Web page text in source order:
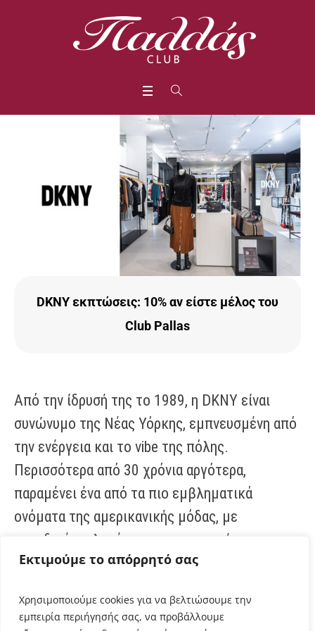
Εκτιμούμε το απόρρητό σας
Χρησιμοποιούμε cookies για να βελτιώσουμε την
εμπειρία περιήγησής σας, να προβάλλουμε
DKNY εκπτώσεις: 10% αν είστε μέλος του
Club Pallas
Από την ίδρυσή της το 1989, η DKNY είναι
συνώνυμο της Νέας Υόρκης, εμπνευσμένη από
την ενέργεια και το vibe της πόλης.
Περισσότερα από 30 χρόνια αργότερα,
παραμένει ένα από τα πιο εμβληματικά
ονόματα της αμερικανικής μόδας, με
μοναδικές σιλουέτες και καινοτομίες που
παραμένουν διαχρονικά επίκαιρες. Ο Όμιλος
DKNY για την Ελλάδα, την Κύπρο, τη Βουλγαρία